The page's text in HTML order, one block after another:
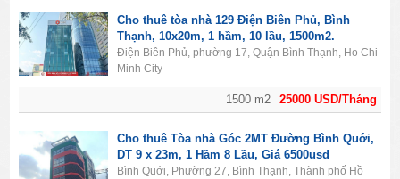
25000 USD/Tháng
1500 m2
Cho thuê tòa nhà 129 Điện Biên Phủ, Bình
Thạnh, 10x20m, 1 hầm, 10 lầu, 1500m2.
Điện Biên Phủ, phường 17, Quận Bình Thạnh, Ho Chi
Minh City
Cho thuê Tòa nhà Góc 2MT Đường Bình Quới,
DT 9 x 23m, 1 Hầm 8 Lầu, Giá 6500usd
Bình Quới, Phường 27, Bình Thạnh, Thành phố Hồ